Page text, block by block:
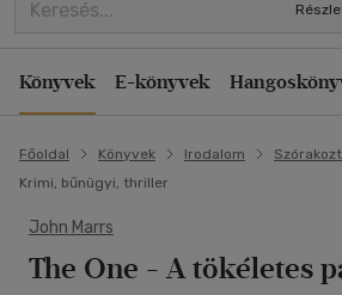
Könyvek E-könyvek
Főoldal Könyvek Irodalom
Krimi, bűnügyi, thriller
John Marrs
The One - A tökéletes